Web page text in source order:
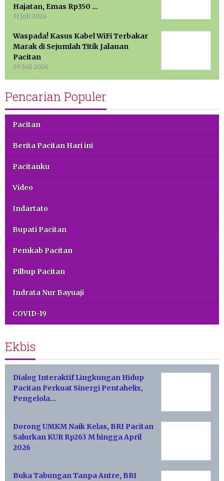
Hajatan, Emas Rp350 …
31 Juli 2026
Waspada! Kasus Kabel WiFi Terbakar
Marak di Sejumlah Titik Jalanan
Pacitan
29 Juli 2026
Pencarian Populer
Pacitan
Berita Pacitan Hari ini
Pacitanku
Video
Indartato
Bupati Pacitan
Pemkab Pacitan
Pilbup Pacitan
Indrata Nur Bayuaji
COVID-19
Ekbis
Dialog Interaktif Lingkungan Hidup
Pacitan Perkuat Sinergi Pentahelix,
Pengelola…
Dorong UMKM Naik Kelas, BRI Pacitan
Salurkan KUR Rp263 M hingga April
2026
Buka Tabungan Tanpa Antre, BRI